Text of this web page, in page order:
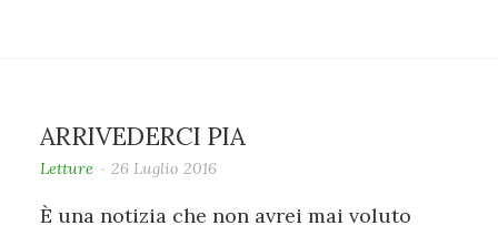
ARRIVEDERCI PIA
Letture 26 Luglio 2016
È una notizia che non avrei mai voluto